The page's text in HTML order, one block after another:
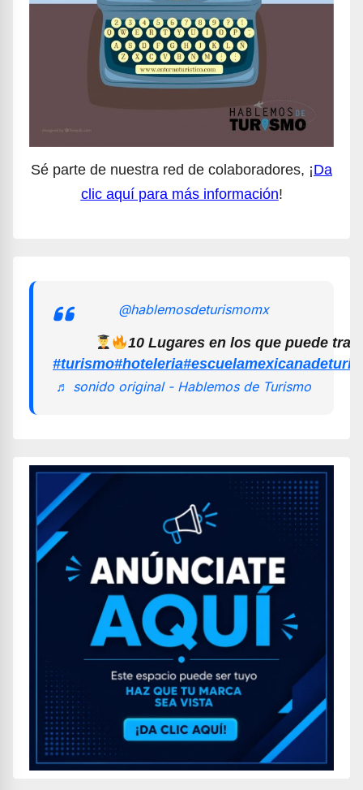
Sé parte de nuestra red de colaboradores, ¡Da
clic aquí para más información!
@hablemosdeturismomx
10 Lugares en los que puede
#turismo#hoteleria
♬ sonido original - Hablemos de Turismo